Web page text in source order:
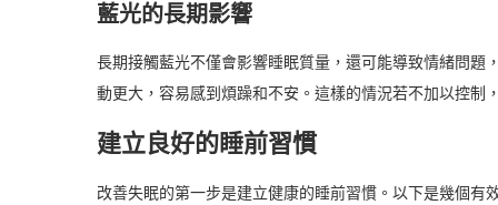
藍光的長期影響
長期接觸藍光不僅會影響睡眠質量，還可能導致情緒問題
動更大，容易感到煩躁和不安。這樣的情況若不加以控制
建立良好的睡前習慣
改善失眠的第一步是建立健康的睡前習慣。以下是幾個有